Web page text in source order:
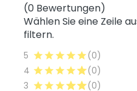
(0 Bewertungen)
Wählen Sie eine Zeile
filtern.
5
(0)
4
(0)
3
(0)